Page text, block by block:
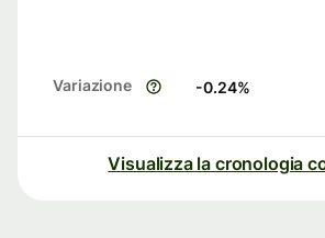
Variazione -0.24%
Visualizza la cronologia